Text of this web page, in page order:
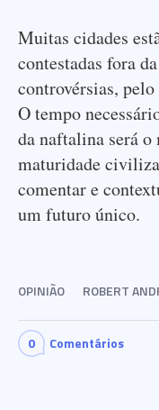
Muitas cidades
contestadas fora
controvérsias,
O tempo
da naftalina será
maturidade
comentar e
um futuro único.
OPINIÃO ROBERT
0 Comentários